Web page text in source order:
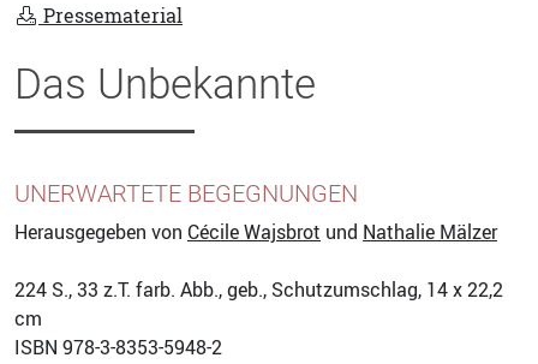
Pressematerial
Das Unbekannte
UNERWARTETE BEGEGNUNGEN
Herausgegeben von Cécile Wajsbrot und Nathalie Mälzer
224 S., 33 z.T. farb. Abb., geb., Schutzumschlag, 14 x 22,2
cm
ISBN 978-3-8353-5948-2